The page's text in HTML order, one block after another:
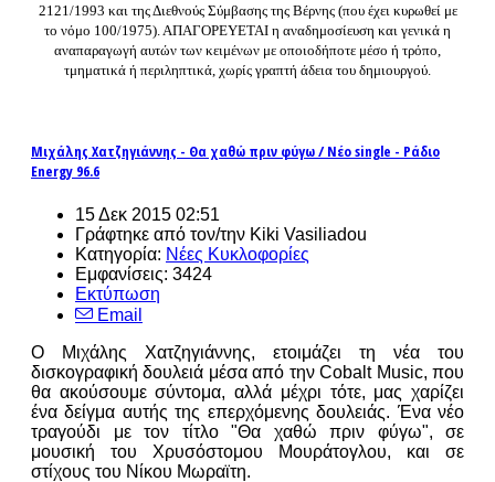
2121/1993 και της Διεθνούς Σύμβασης της Βέρνης (που έχει κυρωθεί με
το νόμο 100/1975). ΑΠΑΓΟΡΕΥΕΤΑΙ η αναδημοσίευση και γενικά η
αναπαραγωγή αυτών των κειμένων με οποιοδήποτε μέσο ή τρόπο,
τμηματικά ή περιληπτικά, χωρίς γραπτή άδεια του δημιουργού.
Μιχάλης Χατζηγιάννης - Θα χαθώ πριν φύγω / Νέο single - Ράδιο
Energy 96.6
15 Δεκ 2015 02:51
Γράφτηκε από τον/την Kiki Vasiliadou
Κατηγορία: Νέες Κυκλοφορίες
Εμφανίσεις: 3424
Εκτύπωση
Email
Ο Μιχάλης Χατζηγιάννης, ετοιμάζει τη νέα του
δισκογραφική δουλειά μέσα από την Cobalt Music, που
θα ακούσουμε σύντομα, αλλά μέχρι τότε, μας χαρίζει
ένα δείγμα αυτής της επερχόμενης δουλειάς. Ένα νέο
τραγούδι με τον τίτλο "Θα χαθώ πριν φύγω", σε
μουσική του Χρυσόστομου Μουράτογλου, και σε
στίχους του Νίκου Μωραϊτη.